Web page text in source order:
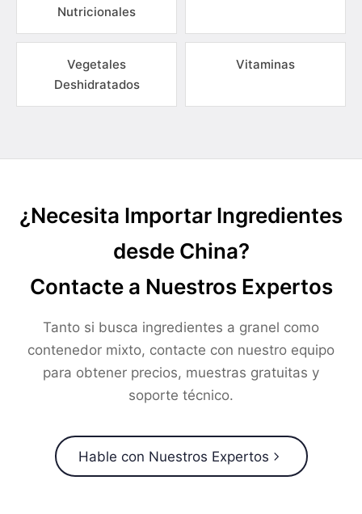
Nutricionales
Vegetales
Deshidratados
Vitaminas
¿Necesita Importar Ingredientes
desde China?
Contacte a Nuestros Expertos
Tanto si busca ingredientes a granel como
contenedor mixto, contacte con nuestro equipo
para obtener precios, muestras gratuitas y
soporte técnico.
Hable con Nuestros Expertos